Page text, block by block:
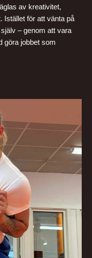
av kreativitet,
Istället för att vänta på
– genom att vara
göra jobbet som